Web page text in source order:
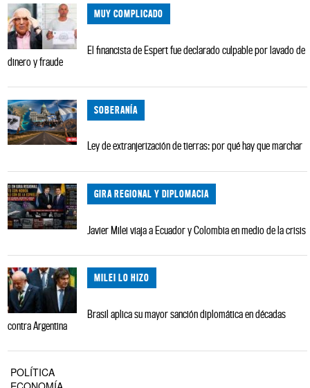
MUY COMPLICADO
El financista de Espert fue declarado culpable por lavado de
dinero y fraude
SOBERANÍA
Ley de extranjerización de tierras: por qué hay que marchar
GIRA REGIONAL Y DIPLOMACIA
Javier Milei viaja a Ecuador y Colombia en medio de la crisis
MILEI LO HIZO
Brasil aplica su mayor sanción diplomática en décadas
contra Argentina
POLÍTICA